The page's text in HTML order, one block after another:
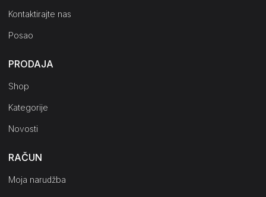
Kontaktirajte nas
Posao
PRODAJA
Shop
Kategorije
Novosti
RAČUN
Moja narudžba